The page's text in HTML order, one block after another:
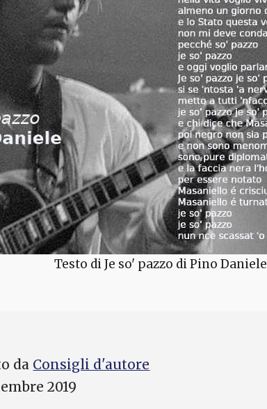
Testo di Je so' pazzo di Pino Daniele
da Consigli d'autore
2019